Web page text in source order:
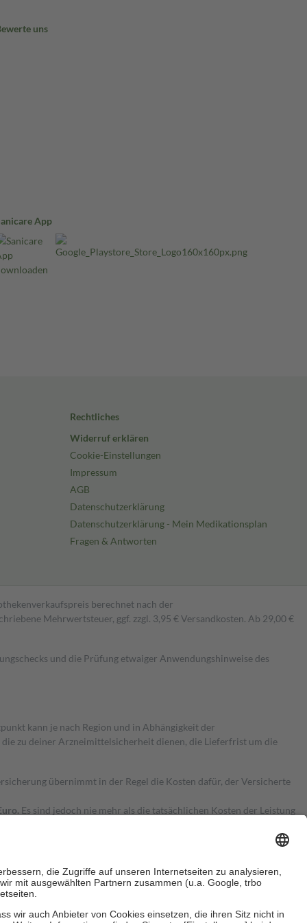
uns
App
Rechtliches
Widerruf erklären
Cookie-Einstellungen
Impressum
AGB
Datenschutzerklärung
Datenschutzerklärung - Mein Medikationsplan
Fragen & Antworten
berechnet nach der
Mehrwertsteuer, ggf. zzgl. 3,95 € Versandkosten. Ab 29,00 €
und die Prüfung etwaiger Anwendungshinweise des
kann je nach Region und in Abhängigkeit der
zu deiner Arzneimittelsicherheit dienen, die Lieferfrist um die
übernimmt in der Regel die Kosten dafür, der Versicherte
Es sind jedoch nie mehr als die tatsächlichen Kosten der Leistung
Zuzahlungen an bei: